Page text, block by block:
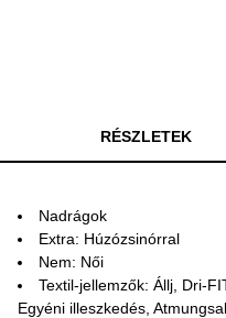
RÉSZLETEK
Nadrágok
Extra: Húzózsinórral
Nem: Női
Textil-jellemzők: Állj, Dri-
Egyéni illeszkedés,